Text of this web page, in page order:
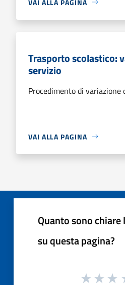
Trasporto scolastico:
servizio
Procedimento di variazione
VAI ALLA PAGINA
Quanto sono
su questa pagina?